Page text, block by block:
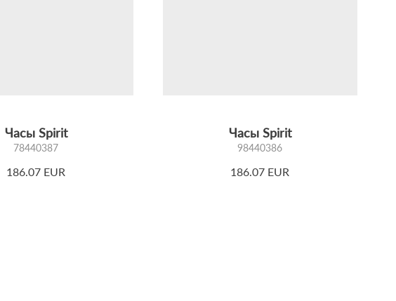
Часы Spirit
78440387
186.07 EUR
Часы Spirit
98440386
186.07 EUR